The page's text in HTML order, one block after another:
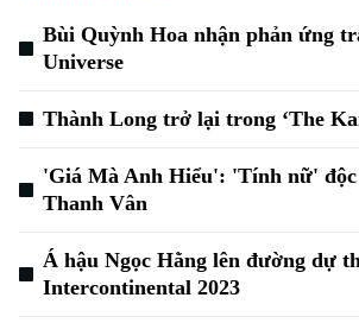
Hà Nội
Chính trị
Xã hội
Công nghệ
Hà Nội
Nhịp sống Hà Nội
Khoảnh khắc Hà Nội
Ẩm thực
Tin tức
Quân sự
Kinh tế
Tin tức
Nhà đất
Bùi Quỳnh Hoa nhận phản ứng
Universe
Thành Long trở lại trong ‘The
'Giá Mà Anh Hiểu': 'Tính nữ' độc
Thanh Vân
Á hậu Ngọc Hằng lên đường dự
Intercontinental 2023